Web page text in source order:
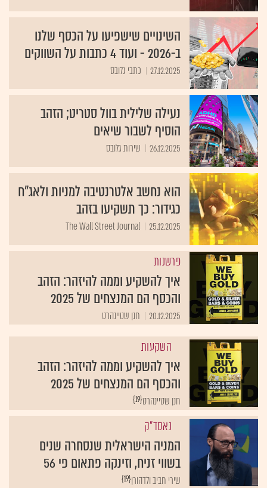
השינויים שישפיעו על הכסף שלנו
ב-2026 - ועוד 4 כתבות על השווקים
27.12.2025 כתבי גלובס
נעילה שלילית בוול סטריט; הזהב
הוסיף לשבור שיאים
26.12.2025 שירות גלובס
הוא נחשב אלטרנטיבה למניות ולאג"ח
כגידור: כך תשקיעו בזהב
25.12.2025
The Wall Street Journal
פרשנות
איך להשקיע וממה להיזהר: הזהב
והכסף הם המנצחים של 2025
20.12.2025 חנן שטיינהרט
השקעות
איך להשקיע וממה להיזהר: הזהב
והכסף הם המנצחים של 2025
{19}חנן שטיינהרט
נאסד"ק
המניה הישראלית שנסחרה שנים
בשווי זניח, וזינקה פתאום פי 56
{19}שירי חביב ולדהורן